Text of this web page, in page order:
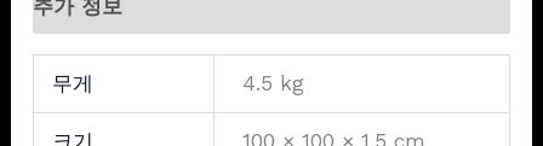
추가 정보
무게 4.5 kg